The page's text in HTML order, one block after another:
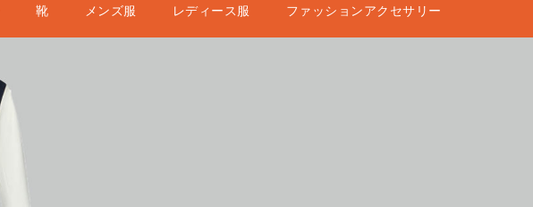
靴 メンズ服 レディース服 ファッションアクセサリー